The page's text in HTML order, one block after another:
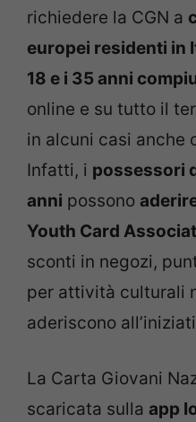
richiedere la CGN a
europei residenti in
18 e i 35 anni
online e su tutto il
in alcuni casi anche
Infatti, i possessori
anni possono
Youth Card
sconti in negozi,
per attività culturali
aderiscono
La Carta Giovani
scaricata sulla app